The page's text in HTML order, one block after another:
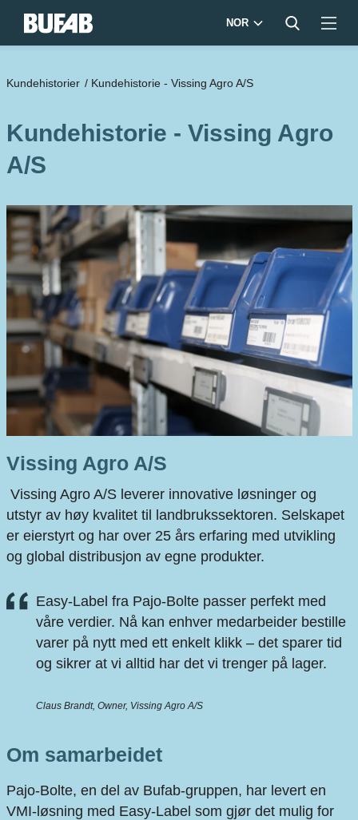
NOR
Kundehistorier / Kundehistorie - Vissing Agro A/S
Kundehistorie - Vissing Agro
A/S
Vissing Agro A/S
Vissing Agro A/S leverer innovative løsninger og
utstyr av høy kvalitet til landbrukssektoren. Selskapet
er eierstyrt og har over 25 års erfaring med utvikling
og global distribusjon av egne produkter.
Easy‑Label fra Pajo‑Bolte passer perfekt med
våre verdier. Nå kan enhver medarbeider bestille
varer på nytt med ett enkelt klikk – det sparer tid
og sikrer at vi alltid har det vi trenger på lager.
Claus Brandt, Owner, Vissing Agro A/S
Om samarbeidet
Pajo‑Bolte, en del av Bufab‑gruppen, har levert en
VMI‑løsning med Easy‑Label som gjør det mulig for